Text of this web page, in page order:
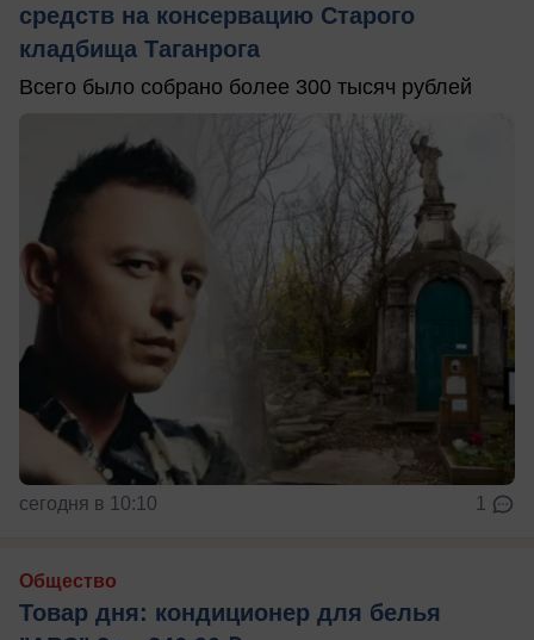
средств на консервацию Старого
кладбища Таганрога
Всего было собрано более 300 тысяч рублей
сегодня в 10:10 1
Общество
Товар дня: кондиционер для белья